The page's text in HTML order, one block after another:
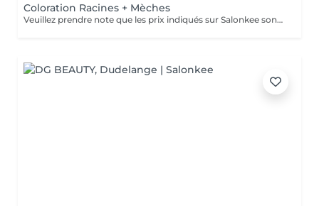
Coloration Racines + Mèches
Veuillez prendre note que les prix indiqués sur Salonkee sont communiqués à titre informatif et s'entendent de base. Ces derniers sont susceptibles de varier selon le diagnostic réalisé à votre arrivée au salon et l'expertise du professionnel à qui vous confiez votre beauté. Dans tous les cas, un devis précis vous sera proposé et toutes réalisations de prestations seront effectuées avec votre accord. Un grand merci d'avance pour votre compréhension. Au plaisir de vous recevoir très vite.